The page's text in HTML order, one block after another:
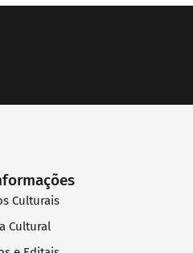
Culturais
Cultural